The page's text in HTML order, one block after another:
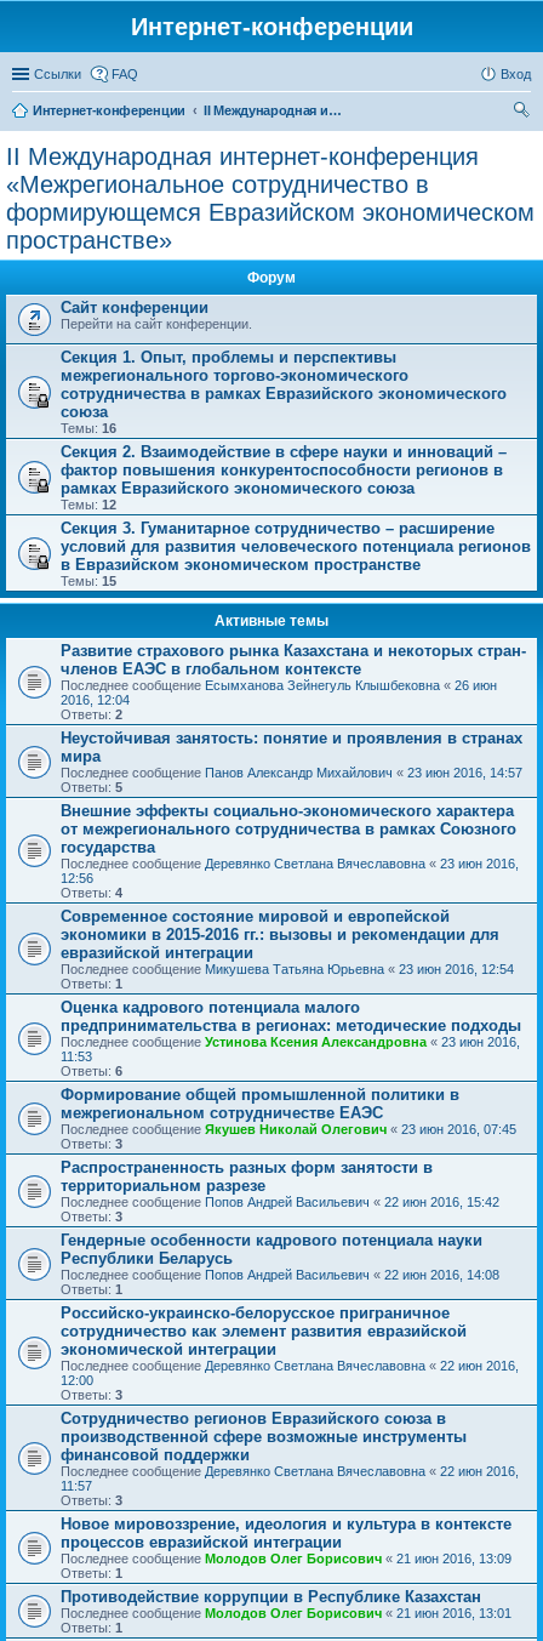
Интернет-конференции
Ссылки FAQ Вход
Интернет-конференции
II Международная интернет-конференция «Межрегиональное сотрудничество в формирующемся Евразийском экономическом пространстве»
II Международная интернет-конференция
«Межрегиональное сотрудничество в
формирующемся Евразийском экономическом
пространстве»
Форум
Сайт конференции
Перейти на сайт конференции.
Секция 1. Опыт, проблемы и перспективы
межрегионального торгово-экономического
сотрудничества в рамках Евразийского экономического
союза
Темы: 16
Секция 2. Взаимодействие в сфере науки и инноваций –
фактор повышения конкурентоспособности регионов в
рамках Евразийского экономического союза
Темы: 12
Секция 3. Гуманитарное сотрудничество – расширение
условий для развития человеческого потенциала регионов
в Евразийском экономическом пространстве
Темы: 15
Активные темы
Развитие страхового рынка Казахстана и некоторых стран-
членов ЕАЭС в глобальном контексте
Последнее сообщение Есымханова Зейнегуль Клышбековна « 26 июн
2016, 12:04
Ответы: 2
Неустойчивая занятость: понятие и проявления в странах
мира
Последнее сообщение Панов Александр Михайлович « 23 июн 2016, 14:57
Ответы: 5
Внешние эффекты социально-экономического характера
от межрегионального сотрудничества в рамках Союзного
государства
Последнее сообщение Деревянко Светлана Вячеславовна « 23 июн 2016,
12:56
Ответы: 4
Современное состояние мировой и европейской
экономики в 2015-2016 гг.: вызовы и рекомендации для
евразийской интеграции
Последнее сообщение Микушева Татьяна Юрьевна « 23 июн 2016, 12:54
Ответы: 1
Оценка кадрового потенциала малого
предпринимательства в регионах: методические подходы
Последнее сообщение Устинова Ксения Александровна « 23 июн 2016,
11:53
Ответы: 6
Формирование общей промышленной политики в
межрегиональном сотрудничестве ЕАЭС
Последнее сообщение Якушев Николай Олегович « 23 июн 2016, 07:45
Ответы: 3
Распространенность разных форм занятости в
территориальном разрезе
Последнее сообщение Попов Андрей Васильевич « 22 июн 2016, 15:42
Ответы: 3
Гендерные особенности кадрового потенциала науки
Республики Беларусь
Последнее сообщение Попов Андрей Васильевич « 22 июн 2016, 14:08
Ответы: 1
Российско-украинско-белорусское приграничное
сотрудничество как элемент развития евразийской
экономической интеграции
Последнее сообщение Деревянко Светлана Вячеславовна « 22 июн 2016,
12:00
Ответы: 3
Сотрудничество регионов Евразийского союза в
производственной сфере возможные инструменты
финансовой поддержки
Последнее сообщение Деревянко Светлана Вячеславовна « 22 июн 2016,
11:57
Ответы: 3
Новое мировоззрение, идеология и культура в контексте
процессов евразийской интеграции
Последнее сообщение Молодов Олег Борисович « 21 июн 2016, 13:09
Ответы: 1
Противодействие коррупции в Республике Казахстан
Последнее сообщение Молодов Олег Борисович « 21 июн 2016, 13:01
Ответы: 1